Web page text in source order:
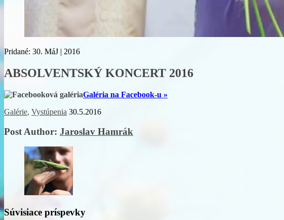
Pridané: 30. MáJ | 2016
ABSOLVENTSKÝ KONCERT 2016
Galéria na Facebook-u »
Galérie, Vystúpenia 30.5.2016
Post Author: Jaroslav Hamrák
Súvisiace príspevky